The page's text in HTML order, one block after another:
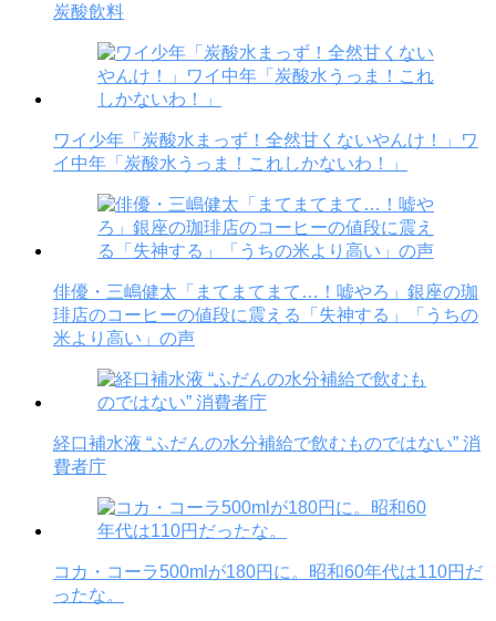
炭酸飲料
ワイ少年「炭酸水まっず！全然甘くないやんけ！」ワ
イ中年「炭酸水うっま！これしかないわ！」
俳優・三嶋健太「まてまてまて…！嘘やろ」銀座の珈
琲店のコーヒーの値段に震える「失神する」「うちの
米より高い」の声
経口補水液 “ふだんの水分補給で飲むものではない” 消
費者庁
コカ・コーラ500mlが180円に。昭和60年代は110円だ
ったな。